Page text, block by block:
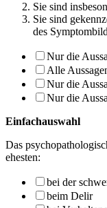
Sie sind
Sie sind
des
Nur die
Alle
Nur die
Nur die
Einfachauswahl
Das
ehesten:
bei der
beim Delir